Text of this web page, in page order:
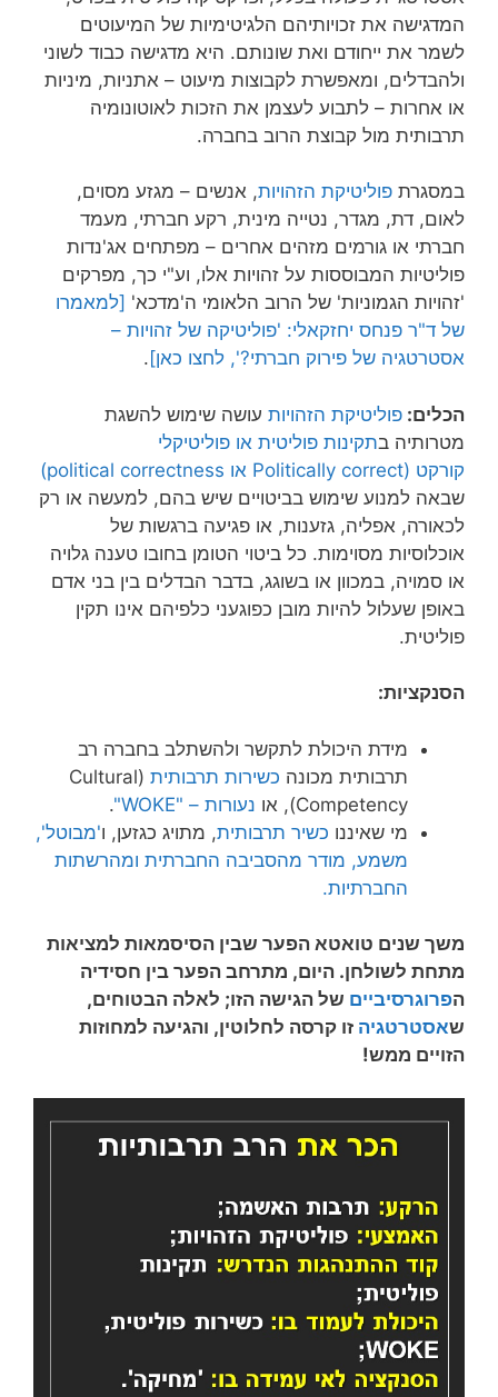
המדגישה את זכויותיהם הלגיטימיות של המיעוטים
לשמר את ייחודם ואת שונותם. היא מדגישה כבוד לשוני
ולהבדלים, ומאפשרת לקבוצות מיעוט – אתניות, מיניות
או אחרות – לתבוע לעצמן את הזכות לאוטונומיה
תרבותית מול קבוצת הרוב בחברה.
במסגרת פוליטיקת הזהויות, אנשים – מגזע מסוים,
לאום, דת, מגדר, נטייה מינית, רקע חברתי, מעמד
חברתי או גורמים מזהים אחרים – מפתחים אג'נדות
פוליטיות המבוססות על זהויות אלו, וע"י כך, מפרקים
'זהויות הגמוניות' של הרוב הלאומי ה'מדכא' [למאמרו
של ד"ר פנחס יחזקאלי: 'פוליטיקה של זהויות –
אסטרטגיה של פירוק חברתי?', לחצו כאן] .
הכלים: פוליטיקת הזהויות עושה שימוש להשגת
מטרותיה בתקינות פוליטית או פוליטיקלי
קורקט (Politically correct או political correctness)
שבאה למנוע שימוש בביטויים שיש בהם, למעשה או רק
לכאורה, אפליה, גזענות, או פגיעה ברגשות של
אוכלוסיות מסוימות. כל ביטוי הטומן בחובו טענה גלויה
או סמויה, במכוון או בשוגג, בדבר הבדלים בין בני אדם
באופן שעלול להיות מובן כפוגעני כלפיהם אינו תקין
פוליטית.
הסנקציות:
מידת היכולת לתקשר ולהשתלב בחברה רב
תרבותית מכונה כשירות תרבותית (Cultural
Competency), או
נעורות – "WOKE"
.
מי שאיננו כשיר תרבותית, מתויג כגזען, ו'מבוטל',
משמע, מודר מהסביבה החברתית ומהרשתות
החברתיות.
משך שנים טואטא הפער שבין הסיסמאות למציאות
מתחת לשולחן. היום, מתרחב הפער בין חסידיה
הפרוגרסיביים של הגישה הזו; לאלה הבטוחים,
שאסטרטגיה זו קרסה לחלוטין, והגיעה למחוזות
הזויים ממש!